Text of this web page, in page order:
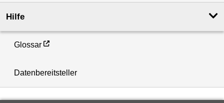
Hilfe
Glossar
Datenbereitsteller